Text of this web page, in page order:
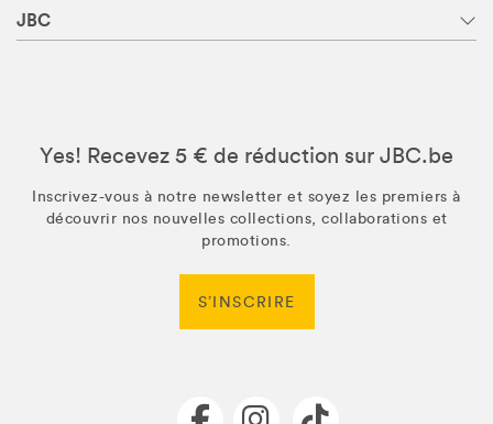
JBC
Yes! Recevez 5 € de réduction sur JBC.be
Inscrivez-vous à notre newsletter et soyez les premiers à
découvrir nos nouvelles collections, collaborations et
promotions.
S’INSCRIRE